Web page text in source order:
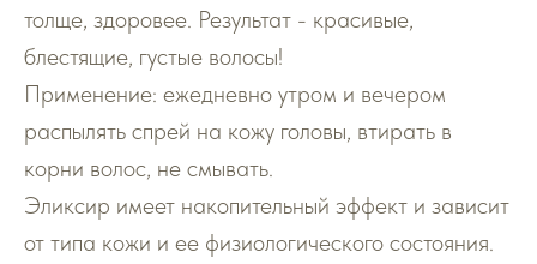
толще, здоровее. Результат - красивые,
блестящие, густые волосы!
Применение: ежедневно утром и вечером
распылять спрей на кожу головы, втирать в
корни волос, не смывать.
Эликсир имеет накопительный эффект и зависит
от типа кожи и ее физиологического состояния.